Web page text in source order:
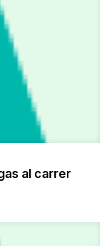
al carrer